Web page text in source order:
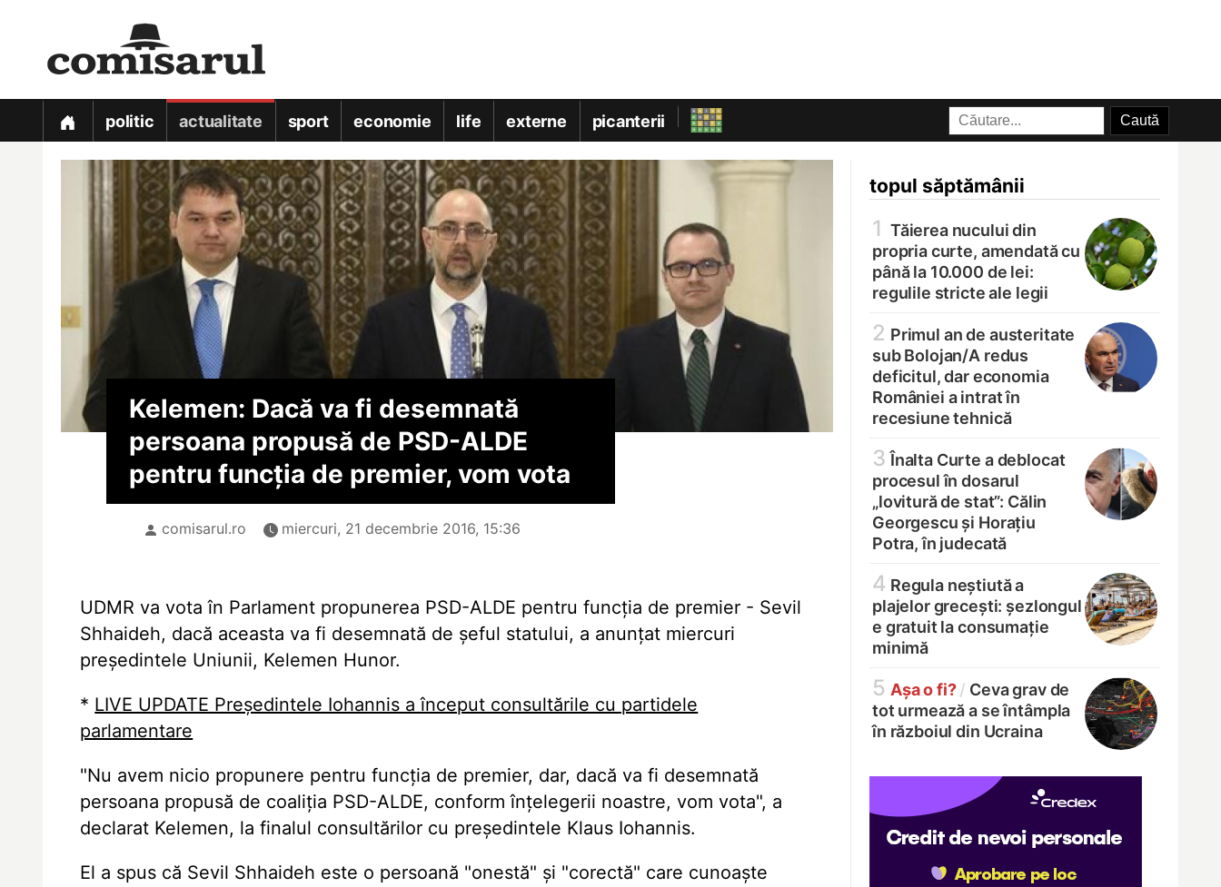
politic actualitate sport economie life externe picanterii
topul săptămânii
1 Tăierea nucului din
propria curte, amendată cu
până la 10.000 de lei:
regulile stricte ale legii
2 Primul an de austeritate
sub Bolojan/A redus
deficitul, dar economia
României a intrat în
recesiune tehnică
3 Înalta Curte a deblocat
procesul în dosarul
„lovitură de stat”: Călin
Georgescu și Horațiu
Potra, în judecată
4 Regula neștiută a
plajelor grecești: șezlongul
e gratuit la consumație
minimă
5 Așa o fi? / Ceva grav de
tot urmează a se întâmpla
în războiul din Ucraina
Kelemen: Dacă va fi desemnată
persoana propusă de PSD-ALDE
pentru funcția de premier, vom vota
comisarul.ro miercuri, 21 decembrie 2016, 15:36
UDMR va vota în Parlament propunerea PSD-ALDE pentru funcția de premier - Sevil
Shhaideh, dacă aceasta va fi desemnată de șeful statului, a anunțat miercuri
președintele Uniunii, Kelemen Hunor.
* LIVE UPDATE Președintele Iohannis a început consultările cu partidele
parlamentare
"Nu avem nicio propunere pentru funcția de premier, dar, dacă va fi desemnată
persoana propusă de coaliția PSD-ALDE, conform înțelegerii noastre, vom vota", a
declarat Kelemen, la finalul consultărilor cu președintele Klaus Iohannis.
El a spus că Sevil Shhaideh este o persoană "onestă" și "corectă" care cunoaște